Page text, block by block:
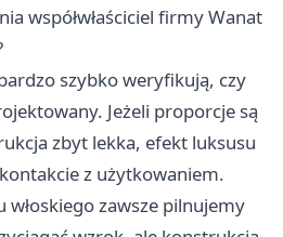
współwłaściciel firmy Wanat
szybko weryfikują, czy
Jeżeli proporcje są
zbyt lekka, efekt luksusu
z użytkowaniem.
włoskiego zawsze pilnujemy